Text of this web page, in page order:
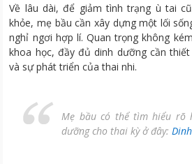
Về lâu dài, để giảm tình trạng ù tai
khỏe, mẹ bầu cần xây dựng một lối
nghỉ ngơi hợp lí. Quan trọng không
khoa học, đầy đủ dinh dưỡng cần
và sự phát triển của thai nhi.
Mẹ bầu có thể tìm hiểu rõ
dưỡng cho thai kỳ ở đây: